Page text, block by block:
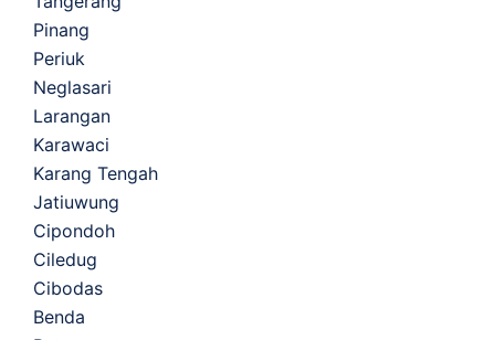
Pinang
Periuk
Neglasari
Larangan
Karawaci
Karang Tengah
Jatiuwung
Cipondoh
Ciledug
Cibodas
Benda